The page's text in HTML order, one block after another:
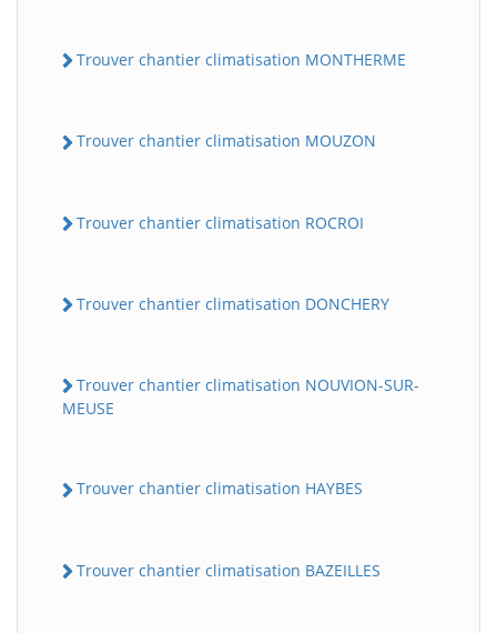
Trouver chantier climatisation MONTHERME
Trouver chantier climatisation MOUZON
Trouver chantier climatisation ROCROI
Trouver chantier climatisation DONCHERY
Trouver chantier climatisation NOUVION-SUR-
MEUSE
Trouver chantier climatisation HAYBES
Trouver chantier climatisation BAZEILLES